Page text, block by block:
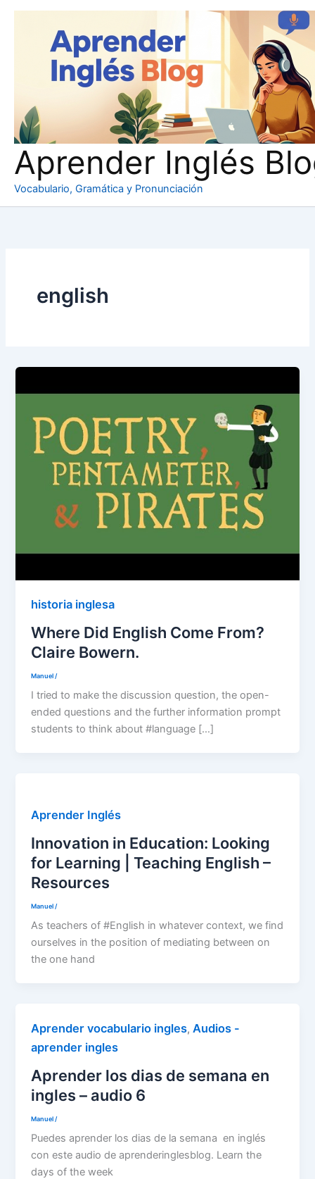
Aprender Inglés
Vocabulario, Gramática y Pronunciación
english
historia inglesa
Where Did English Come From?
Claire Bowern.
Manuel/
I tried to make the discussion question, the open-
ended questions and the further information prompt
students to think about #language […]
Aprender Inglés
Innovation in Education: Looking
for Learning | Teaching English –
Resources
Manuel/
As teachers of #English in whatever context, we find
ourselves in the position of mediating between on
the one hand
Aprender vocabulario ingles,Audios -
aprender ingles
Aprender los dias de semana en
ingles – audio 6
Manuel/
Puedes aprender los dias de la semana en inglés
con este audio de aprenderinglesblog. Learn the
days of the week